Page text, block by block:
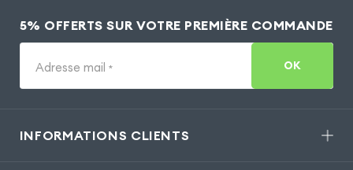
5% OFFERTS SUR VOTRE PREMIÈRE COMMANDE
Adresse mail * OK
INFORMATIONS CLIENTS